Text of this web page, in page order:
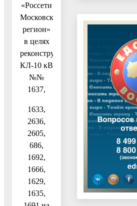
«Россети
Московский
регион»
в целях
реконструкции
КЛ-10 кВ
№№
1637,
1633,
2636,
2605,
686,
1692,
1666,
1629,
1635,